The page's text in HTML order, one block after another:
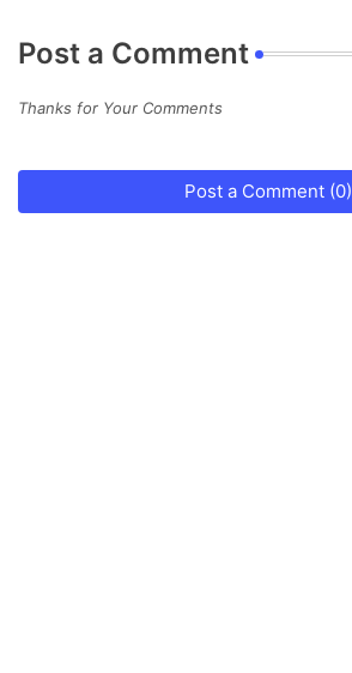
Post a Comment
Thanks for Your Comments
Post a Comment (0)